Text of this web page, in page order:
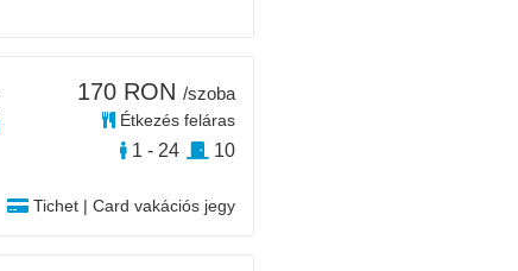
Tichet | Card vakációs jegy
170 RON /szoba
Étkezés feláras
1 - 24 10